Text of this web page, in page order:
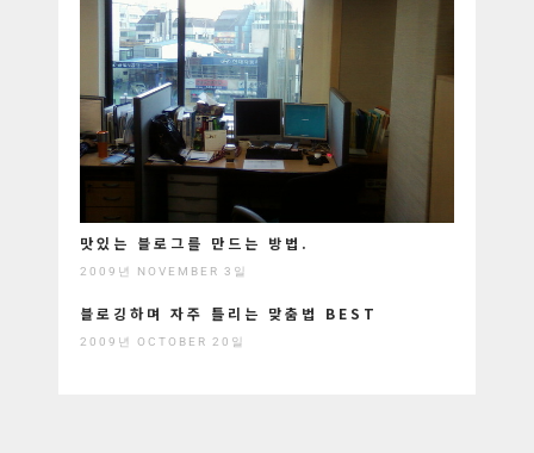
맛있는 블로그를 만드는 방법.
2009년 NOVEMBER 3일
블로깅하며 자주 틀리는 맞춤법 BEST
2009년 OCTOBER 20일